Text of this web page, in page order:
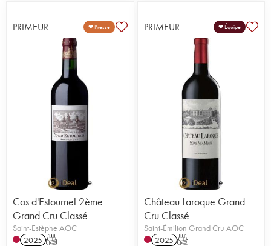
PRIMEUR ❤ Presse
Cos d'Estournel 2ème
Grand Cru Classé
Saint-Estèphe AOC
2025 T
PRIMEUR ❤ Équipe
Château Laroque Grand
Cru Classé
Saint-Émilion Grand Cru AOC
2025 T